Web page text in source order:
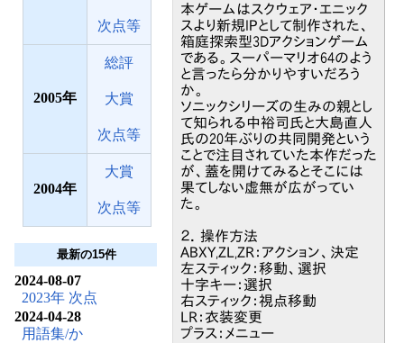
次点等
2005
総評
大賞
次点等
2004
大賞
次点等
最新の15件
2024-08-07
2023年 次点
2024-04-28
用語集/か
本ゲームはスクウェア・エニック
スより新規IPとして制作された、
箱庭探索型3Dアクションゲーム
である。スーパーマリオ64のよう
と言ったら分かりやすいだろう
か。
ソニックシリーズの生みの親とし
て知られる中裕司氏と大島直人
氏の20年ぶりの共同開発という
ことで注目されていた本作だった
が、蓋を開けてみるとそこには
果てしない虚無が広がってい
た。
２．操作方法
ABXY,ZL,ZR：アクション、決定
左スティック：移動、選択
十字キー：選択
右スティック：視点移動
LR：衣装変更
プラス：メニュー